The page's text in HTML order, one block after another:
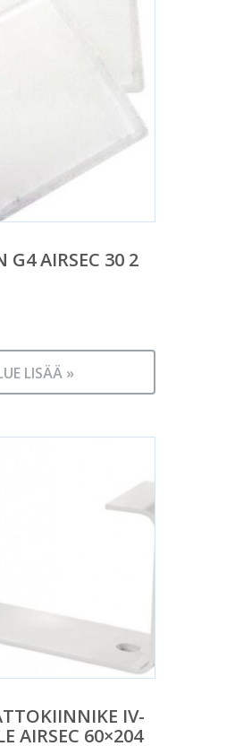
G4 AIRSEC 30 2
LISÄÄ »
IV-
AIRSEC 60×204